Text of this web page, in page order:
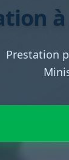
Prestation